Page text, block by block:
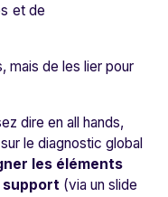
et de
mais de les lier pour
dire en all hands,
le diagnostic global
les éléments
support (via un slide